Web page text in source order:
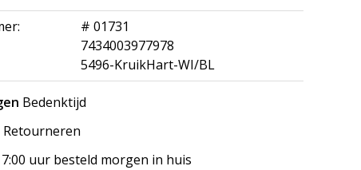
# 01731
7434003977978
5496-KruikHart-WI/BL
Bedenktijd
Retourneren
uur besteld morgen in huis